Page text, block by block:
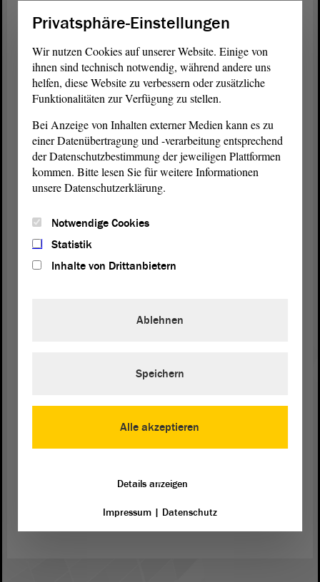
Verfahren. Dass wir diesen Schritt gemeinschaftlich
hier gegangen sind, ist wirklich eine große
(Zustimmung von Matthias Redlich, CDU)
Es spricht ehrlicherweise für diesenLandtag
für dieseKoalition, dass wir bis zur letzten
Plenarsitzung alles, was für das Land wichtig und
notwendig ist, auch abgearbeitet haben, auch wenn
andere schon längst im Wahlkampf unterwegs sind.
Wir sind ein Arbeitsparlament, wir sind eine
das sehr gut sehen.
(Zustimmung bei der SPD, bei der CDU und bei
Für alle, die Interesse an Statistik haben, möchte ich
deutlich hintendran. Das ist etwas, worauf wir sehr
Privatsphäre-Einstellungen
Wir nutzen Cookies auf unserer Website. Einige von
ihnen sind technisch notwendig, während andere uns
helfen, diese Website zu verbessern oder zusätzliche
Funktionalitäten zur Verfügung zu stellen.
Bei Anzeige von Inhalten externer Medien kann es zu
einer Datenübertragung und -verarbeitung entsprechend
der Datenschutzbestimmung der jeweiligen Plattformen
kommen. Bitte lesen Sie für weitere Informationen
unsere Datenschutzerklärung.
Notwendige Cookies
Statistik
Inhalte von Drittanbietern
Alle akzeptieren
Ablehnen
Speichern
Details anzeigen
Impressum| Datenschutz